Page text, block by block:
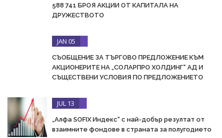
588 741 БРОЯ АКЦИИ ОТ КАПИТАЛА НА
ДРУЖЕСТВОТО
JAN 05
СЪОБЩЕНИЕ ЗА ТЪРГОВО ПРЕДЛОЖЕНИЕ КЪМ
АКЦИОНЕРИТЕ НА „СОЛАРПРО ХОЛДИНГ“ АД И
СЪЩЕСТВЕНИ УСЛОВИЯ ПО ПРЕДЛОЖЕНИЕТО
JUL 13
„Алфа SOFIX Индекс“ с най-добър резултат от
взаимните фондове в страната за полугодието